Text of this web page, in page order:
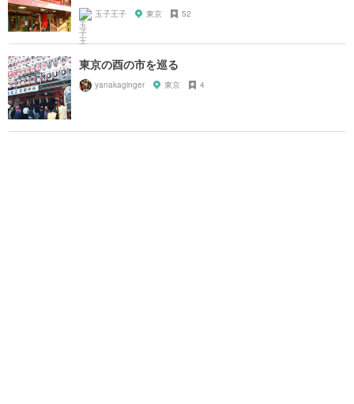
玉子王子 東京 52
東京の酉の市を巡る
yanakaginger 東京 4